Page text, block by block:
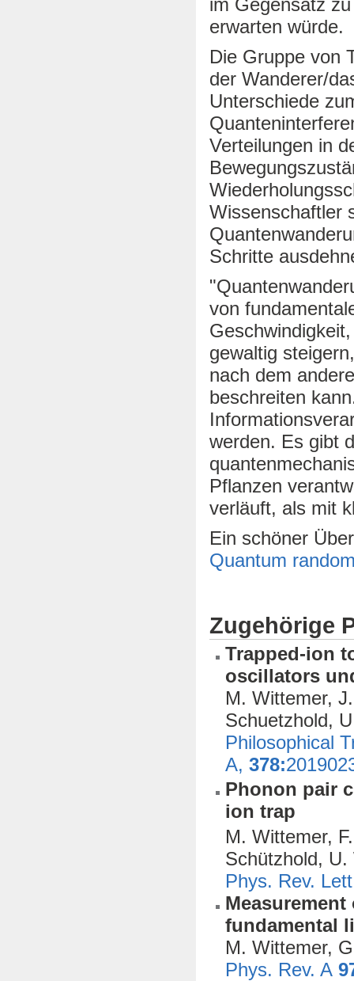
erwarten würde.
Die Gruppe von
der Wanderer/
Unterschiede
Verteilungen in
Wissenschaftler
Schritte
von
gewaltig
nach dem
beschreiten
werden. Es gibt
Pflanzen
verläuft, als mit
Ein schöner
Quantum
Zugehörige
Trapped-ion
oscillators
M. Wittemer,
Schuetzhold,
Philosophical
A,378:
Phonon pair
ion trap
M. Wittemer,
Schützhold, U.
Phys. Rev.
fundamental
M. Wittemer,
Phys. Rev. A